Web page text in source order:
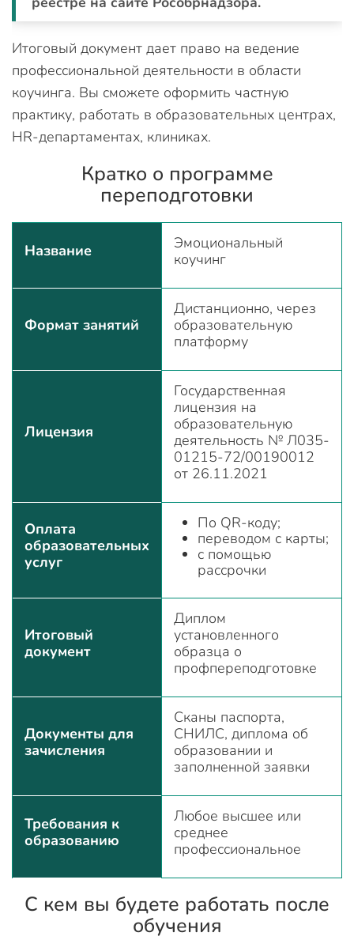
Итоговый документ дает право на ведение
профессиональной деятельности в области
коучинга. Вы сможете оформить частную
практику, работать в образовательных центрах,
HR-департаментах, клиниках.
Кратко о программе
переподготовки
Название
Эмоциональный
коучинг
Формат занятий
Дистанционно, через
образовательную
платформу
Лицензия
Государственная
лицензия на
образовательную
деятельность № Л035-
01215-72/00190012
от 26.11.2021
Оплата
образовательных
услуг
По QR-коду;
переводом с карты;
с помощью
рассрочки
Итоговый
документ
Диплом
установленного
образца о
профпереподготовке
Документы для
зачисления
Сканы паспорта,
СНИЛС, диплома об
образовании и
заполненной заявки
Требования к
образованию
Любое высшее или
среднее
профессиональное
С кем вы будете работать после
обучения